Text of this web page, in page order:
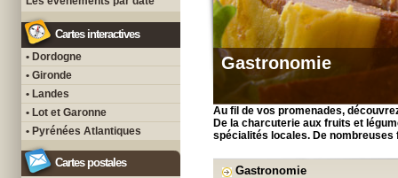
Cartes interactives
• Dordogne
• Gironde
• Landes
• Lot et Garonne
• Pyrénées Atlantiques
Cartes postales
Gastronomie
Au fil de vos promenades,
De la charcuterie aux fruits et
spécialités locales. De
Gastronomie